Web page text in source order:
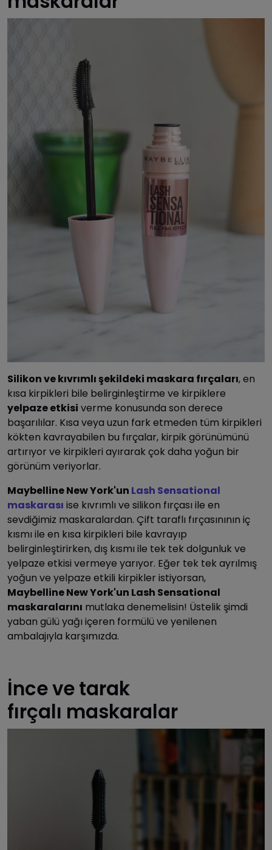
Silikon ve kıvrımlı şekildeki maskara fırçaları, en
kısa kirpikleri bile belirginleştirme ve kirpiklere
yelpaze etkisi verme konusunda son derece
başarılılar. Kısa veya uzun fark etmeden tüm kirpikleri
kökten kavrayabilen bu fırçalar, kirpik görünümünü
artırıyor ve kirpikleri ayırarak çok daha yoğun bir
görünüm veriyorlar.
Maybelline New York'un Lash Sensational
maskarası ise kıvrımlı ve silikon fırçası ile en
sevdiğimiz maskaralardan. Çift taraflı fırçasınının iç
kısmı ile en kısa kirpikleri bile kavrayıp
belirginleştirirken, dış kısmı ile tek tek dolgunluk ve
yelpaze etkisi vermeye yarıyor. Eğer tek tek ayrılmış
yoğun ve yelpaze etkili kirpikler istiyorsan,
Maybelline New York'un Lash Sensational
maskaralarını mutlaka denemelisin! Üstelik şimdi
yaban gülü yağı içeren formülü ve yenilenen
ambalajıyla karşımızda.
İnce ve tarak
fırçalı maskaralar